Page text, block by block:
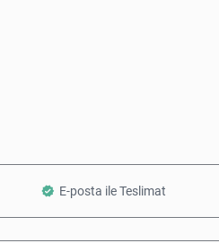
E-posta ile Teslimat